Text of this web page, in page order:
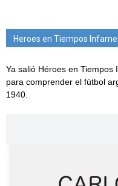
Heroes en Tiempos
Ya salió Héroes en
para comprender el fútbol
1940.